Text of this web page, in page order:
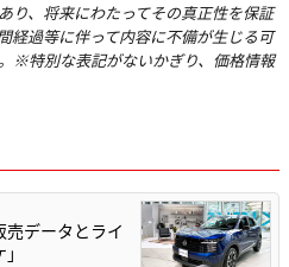
り、将来にわたってその真正性を保証
経過等に伴って内容に不備が生じる可
※特別な表記がないかぎり、価格情報
データとライ